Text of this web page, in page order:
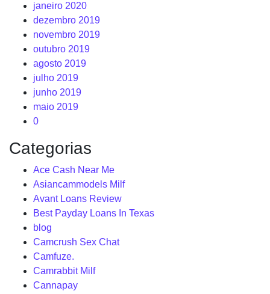
janeiro 2020
dezembro 2019
novembro 2019
outubro 2019
agosto 2019
julho 2019
junho 2019
maio 2019
0
Categorias
Ace Cash Near Me
Asiancammodels Milf
Avant Loans Review
Best Payday Loans In Texas
blog
Camcrush Sex Chat
Camfuze.
Camrabbit Milf
Cannapay